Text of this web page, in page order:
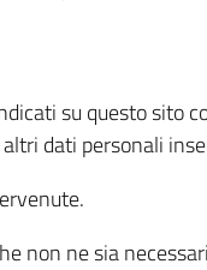
su questo sito
dati personali
non ne sia